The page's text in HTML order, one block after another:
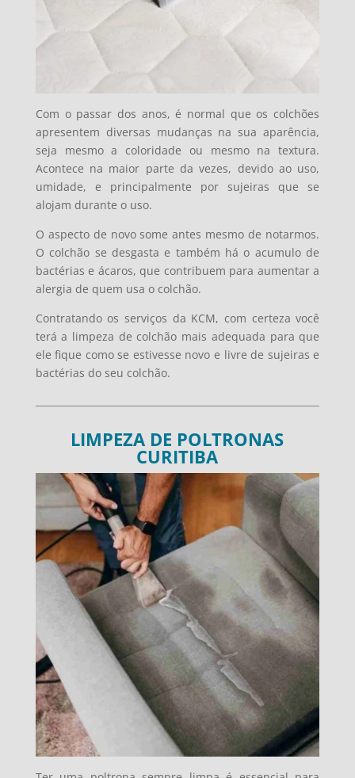
Com o passar dos anos, é normal que os colchões
apresentem diversas mudanças na sua aparência,
seja mesmo a coloridade ou mesmo na textura.
Acontece na maior parte da vezes, devido ao uso,
umidade, e principalmente por sujeiras que se
alojam durante o uso.
O aspecto de novo some antes mesmo de notarmos.
O colchão se desgasta e também há o acumulo de
bactérias e ácaros, que contribuem para aumentar a
alergia de quem usa o colchão.
Contratando os serviços da KCM, com certeza você
terá a limpeza de colchão mais adequada para que
ele fique como se estivesse novo e livre de sujeiras e
bactérias do seu colchão.
LIMPEZA DE POLTRONAS
CURITIBA